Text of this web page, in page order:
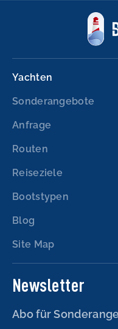
Yachten
Sonderangebote
Anfrage
Routen
Reiseziele
Bootstypen
Blog
Site Map
Newsletter
Abo für